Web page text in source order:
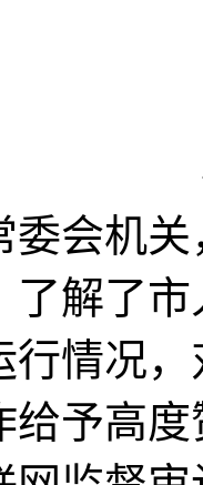
机关
了解了
行情况
给予高